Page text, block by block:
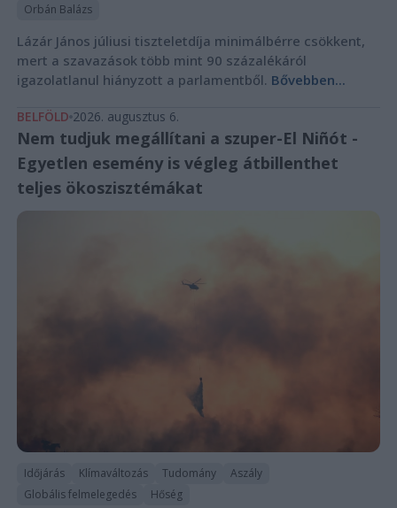
Orbán Balázs
Lázár János júliusi tiszteletdíja minimálbérre csökkent,
mert a szavazások több mint 90 százalékáról
igazolatlanul hiányzott a parlamentből. Bővebben...
BELFÖLD 2026. augusztus 6.
Nem tudjuk megállítani a szuper-El Niñót -
Egyetlen esemény is végleg átbillenthet
teljes ökoszisztémákat
Időjárás Klímaváltozás Tudomány
Aszály
Globális felmelegedés
Hőség